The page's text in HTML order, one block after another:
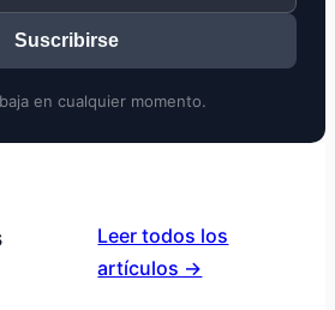
Suscribirse
en cualquier momento.
Leer todos los
artículos →